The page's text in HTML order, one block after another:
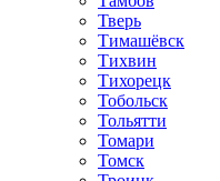
Тверь
Тимашёвск
Тихвин
Тихорецк
Тобольск
Тольятти
Томари
Томск